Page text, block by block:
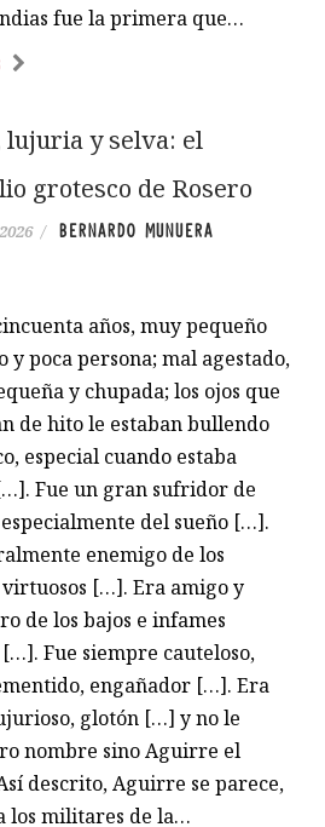
fue la primera que…
lujuria y selva: el
grotesco de Rosero
/
BERNARDO MUNUERA
años, muy pequeño
y poca persona; mal agestado,
y chupada; los ojos que
de hito le estaban bullendo
especial cuando estaba
Fue un gran sufridor de
del sueño […].
enemigo de los
virtuosos […]. Era amigo y
de los bajos e infames
Fue siempre cauteloso,
engañador […]. Era
glotón […] y no le
nombre sino Aguirre el
descrito, Aguirre se parece,
los militares de la…